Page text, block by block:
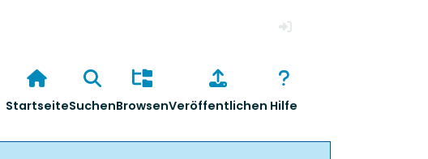
StartseiteSuchenBrowsenVeröffentlichen Hilfe